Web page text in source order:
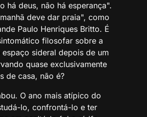
há deus, não há esperança".
deve dar praia", como
Paulo Henriques Britto. É
filosofar sobre a
sideral depois de um
quase exclusivamente
de casa, não é?
O ano mais atípico do
lo, confrontá-lo e ter